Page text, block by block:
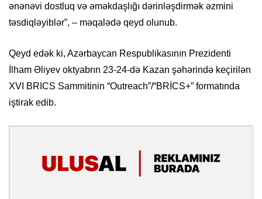
ənənəvi dostluq və əməkdaşlığı dərinləşdirmək əzmini
təsdiqləyiblər”, – məqalədə qeyd olunub.
Qeyd edək ki, Azərbaycan Respublikasının Prezidenti
İlham Əliyev oktyabrın 23-24-də Kazan şəhərində keçirilən
XVI BRICS Sammitinin “Outreach”/“BRİCS+” formatında
iştirak edib.